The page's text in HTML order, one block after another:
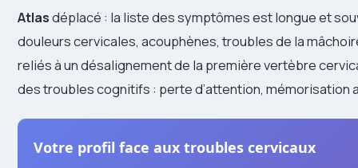
Atlasdéplacé : la liste des symptômes est longue et
douleurs cervicales, acouphènes, troubles de la
reliés à un désalignement de la première vertèbre
des troubles cognitifs : perte d’attention,
Votre profil face aux troubles cervicaux